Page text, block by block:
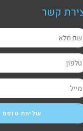
קשר
שליחת טופס